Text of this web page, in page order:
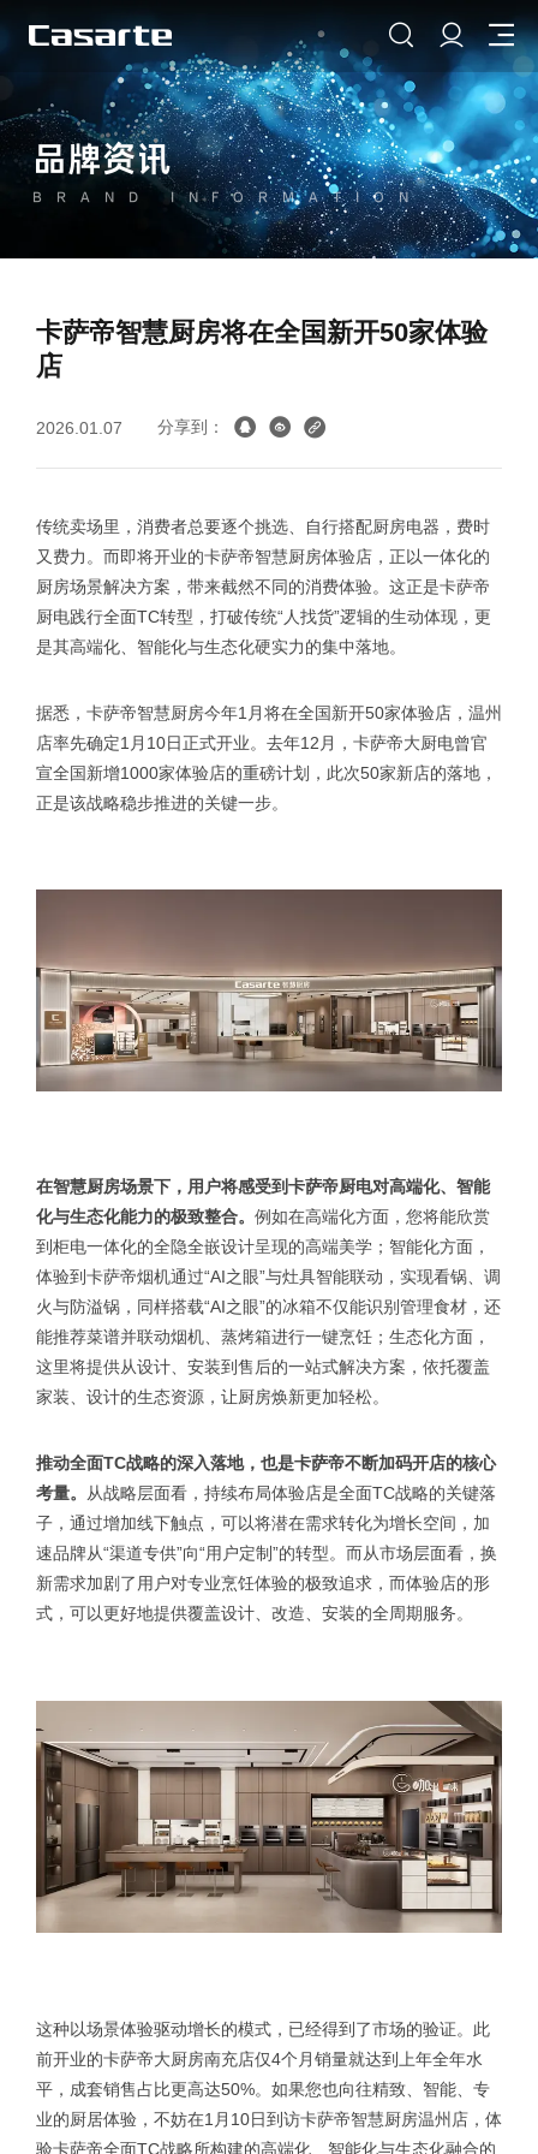
品牌资讯
BRAND INFORMATION
卡萨帝智慧厨房将在全国新开50家体验
店
2026.01.07 分享到：
传统卖场里，消费者总要逐个挑选、自行搭配厨房电器，费时
又费力。而即将开业的卡萨帝智慧厨房体验店，正以一体化的
厨房场景解决方案，带来截然不同的消费体验。这正是卡萨帝
厨电践行全面TC转型，打破传统“人找货”逻辑的生动体现，更
是其高端化、智能化与生态化硬实力的集中落地。
据悉，卡萨帝智慧厨房今年1月将在全国新开50家体验店，温州
店率先确定1月10日正式开业。去年12月，卡萨帝大厨电曾官
宣全国新增1000家体验店的重磅计划，此次50家新店的落地，
正是该战略稳步推进的关键一步。
在智慧厨房场景下，用户将感受到卡萨帝厨电对高端化、智能
化与生态化能力的极致整合。 例如在‌高端化‌方面，您将能欣赏
到柜电一体化的全隐全嵌设计呈现的高端美学；‌智能化‌方面，
体验到卡萨帝烟机通过“AI之眼”与灶具智能联动，实现看锅、调
火与防溢锅，同样搭载“AI之眼”的冰箱不仅能识别管理食材，还
能推荐菜谱并联动烟机、蒸烤箱进行一键烹饪；‌生态化‌方面，
这里将提供从设计、安装到售后的一站式解决方案，依托覆盖
家装、设计的生态资源，让厨房焕新更加轻松。
推动全面TC战略的深入落地，也是卡萨帝不断加码开店的核心
考量。 从战略层面看，持续布局体验店是‌全面TC战略‌的关键落
子，通过增加线下触点，可以将潜在需求转化为增长空间，加
速品牌从“渠道专供”向“用户定制”的转型。而从市场层面看，换
新需求加剧了用户对专业烹饪体验的极致追求，而体验店的形
式，可以更好地提供覆盖设计、改造、安装的全周期服务。
这种以场景体验驱动增长的模式，已经得到了市场的验证。此
前开业的卡萨帝大厨房南充店仅4个月销量就达到上年全年水
平，成套销售占比更高达50%。如果您也向往精致、智能、专
业的厨居体验，不妨在1月10日到访卡萨帝智慧厨房温州店，体
验卡萨帝‌全面TC战略‌所构建的高端化、智能化与生态化融合的